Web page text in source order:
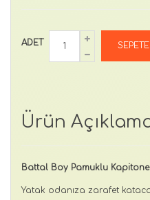
ADET
Ürün
Battal Boy Pamuklu
Yatak odanıza zarafet